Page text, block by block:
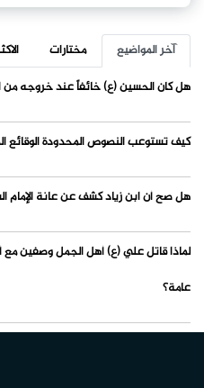
آخر المواضيع مختارات
هل كان الحسين (ع) خائفاً عند خروجه من
كيف تستوعب النصوص المحدودة الوقائع
هل صح أن ابن زياد كشف عن عانة الإمام
لماذا قاتل علي (ع) أهل الجمل وصفين
عامة؟